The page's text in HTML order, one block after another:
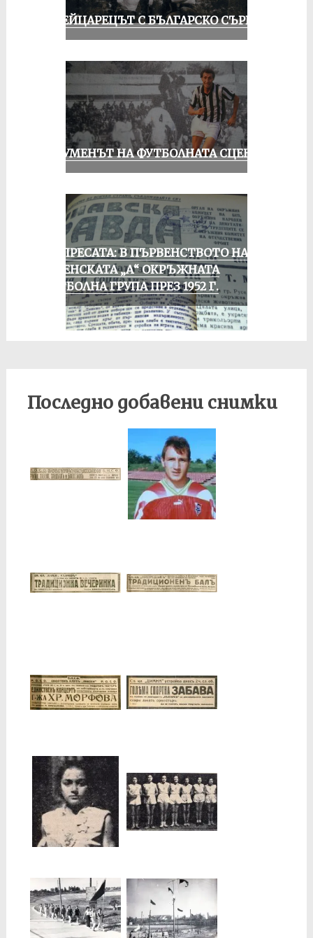
ШВЕЙЦАРЕЦЪТ С БЪЛГАРСКО СЪРЦЕ
ШОУМЕНЪТ НА ФУТБОЛНАТА СЦЕНА
ОТ ПРЕСАТА: В ПЪРВЕНСТВОТО НА
РУСЕНСКАТА „А“ ОКРЪЖНАТА
ФУТБОЛНА ГРУПА ПРЕЗ 1952 Г.
Последно добавени снимки